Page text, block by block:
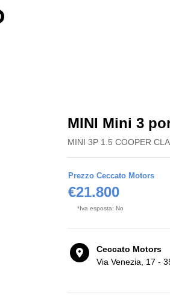
MINI Mini 3
MINI 3P 1.5 COOPER
Prezzo Ceccato Motors
€21.800
*Iva esposta: No
Ceccato Motors
Via Venezia, 17 -